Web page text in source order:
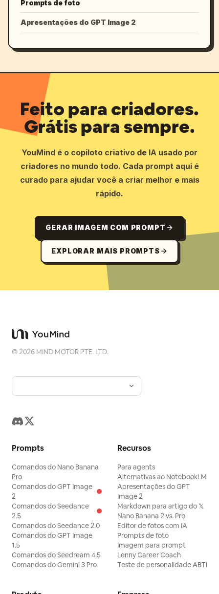
Prompts de foto
Apresentações do GPT Image 2
Feito para criadores.
Grátis para sempre.
YouMind é o copiloto criativo de IA usado por
criadores no mundo todo. Cada prompt aqui é
curado para ajudar você a criar melhor e mais
rápido.
GERAR IMAGEM COM PROMPT
EXPLORAR MAIS PROMPTS
©2026 MIND MOTOR PTE. LTD.
Prompts
Comandos do Nano Banana
Pro
Comandos do GPT Image
2
Comandos do Seedance
2.5
Comandos do Seedance 2.0
Comandos do GPT Image
1.5
Comandos do Seedream 4.5
Comandos do Gemini 3 Pro
Recursos
Para agents
Alternativas ao NotebookLM
Apresentações do GPT
Image 2
Markdown para artigo do 𝕏
Nano Banana 2 vs. Pro
Editor de fotos com IA
Prompts de foto
Imagem para prompt
Lenny Career Coach
Teste de personalidade ABTI